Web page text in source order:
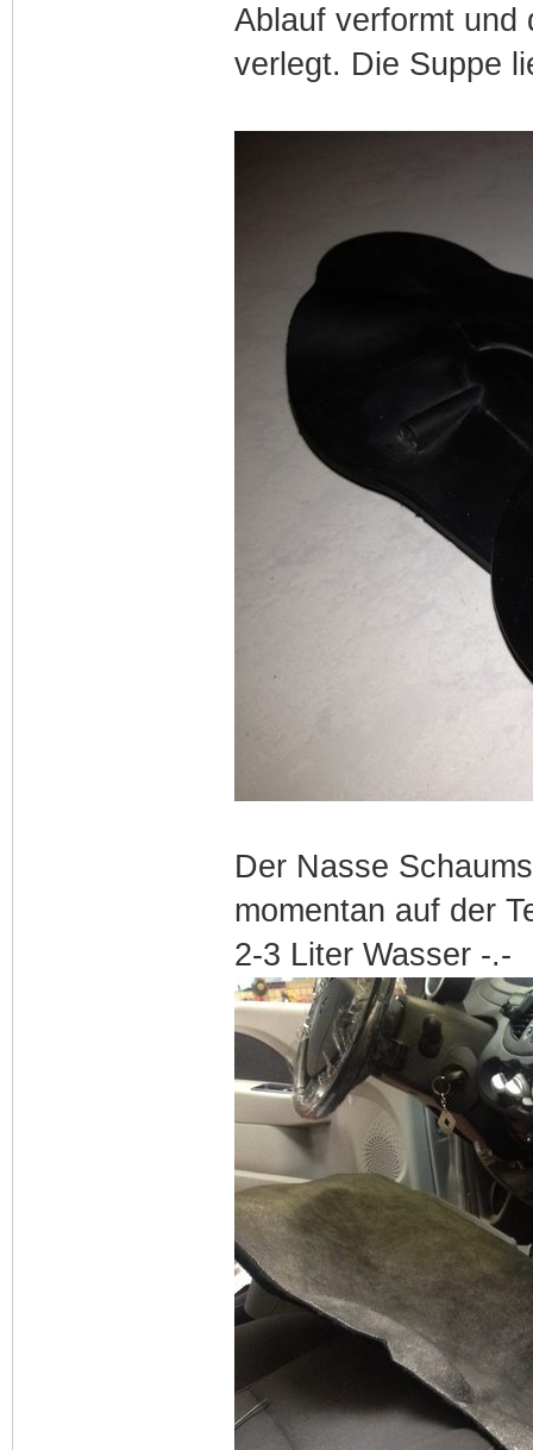
Ablauf verformt und
verlegt. Die Suppe
Der Nasse
momentan auf der
2-3 Liter Wasser -.-